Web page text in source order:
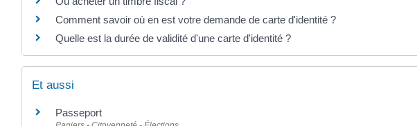
Comment savoir où en est votre demande de carte d'identité ?
Quelle est la durée de validité d'une carte d'identité ?
Et aussi
Passeport